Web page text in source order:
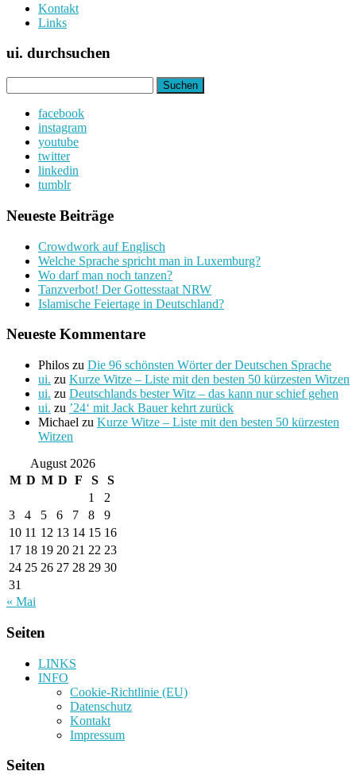
Kontakt
Links
ui. durchsuchen
nach:
facebook
instagram
youtube
twitter
linkedin
tumblr
Neueste Beiträge
Crowdwork auf Englisch
Welche Sprache spricht man in Luxemburg?
Wo darf man noch tanzen?
Tanzverbot! Der Gottesstaat NRW
Islamische Feiertage in Deutschland?
Neueste Kommentare
Philos zu Die 96 schönsten Wörter der Deutschen Sprache
ui. zu Kurze Witze – Liste mit den besten 50 kürzesten Witzen
ui. zu Deutschlands bester Witz – das kann nur schief gehen
ui. zu ’24‘ mit Jack Bauer kehrt zurück
Michael zu Kurze Witze – Liste mit den besten 50 kürzesten
Witzen
August 2026
M D M D F S
S
1
2
3
4 5 6 7 8
9
10 11 12 13 14 15 16
17 18 19 20 21 22 23
24 25 26 27 28 29 30
31
« Mai
Seiten
LINKS
INFO
Cookie-Richtlinie (EU)
Datenschutz
Kontakt
Impressum
Seiten